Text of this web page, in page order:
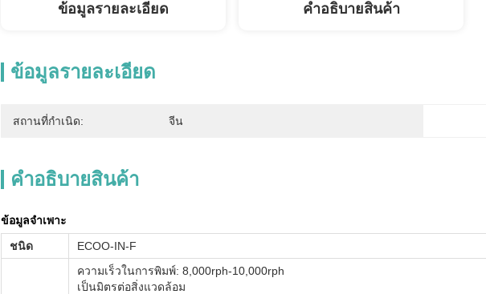
ข้อมูลรายละเอียด คําอธิบายสินค้า
ข้อมูลรายละเอียด
สถานที่กำเนิด: จีน
คําอธิบายสินค้า
ข้อมูลจำเพาะ
ชนิด
ECOO-IN-F
ความเร็วในการพิมพ์: 8,000rph-10,000rph
เป็นมิตรต่อสิ่งแวดล้อม